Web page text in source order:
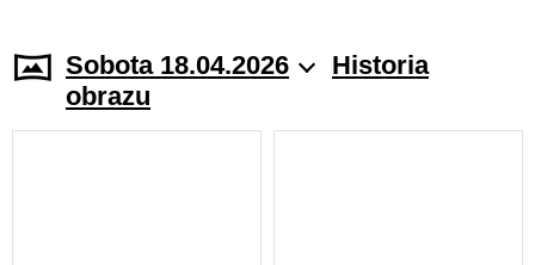
Sobota 18.04.2026
Historia
obrazu